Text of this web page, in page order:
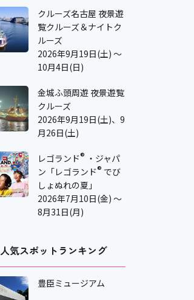
クルーズ名古屋 夜景遊
覧クルーズ＆ナイトク
ルーズ
2026年9月19日(土) ～
10月4日(日)
金城ふ頭周遊 夜景遊覧
クルーズ
2026年9月19日(土)、9
月26日(土)
レゴランド® ・ジャパ
ン「レゴランド® でび
しょぬれの夏」
2026年7月10日(金) ～
8月31日(月)
人気スポットランキング
豊臣ミュージアム